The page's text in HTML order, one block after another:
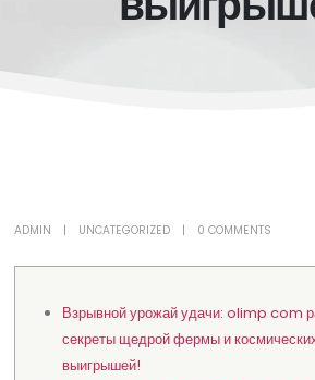
ADMIN UNCATEGORIZED 0 COMMENTS
Взрывной урожай удачи: olimp com
секреты щедрой фермы и
выигрышей!